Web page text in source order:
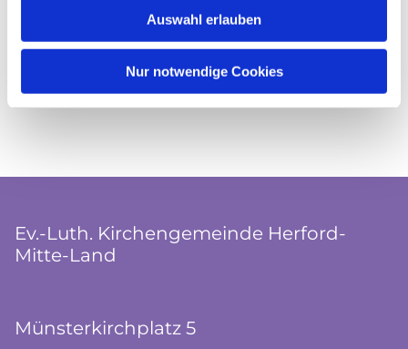
Auswahl erlauben
Nur notwendige Cookies
Ev.-Luth. Kirchengemeinde Herford-
Mitte-Land
Münsterkirchplatz 5